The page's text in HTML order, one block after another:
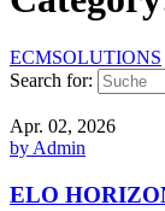
ECMSOLUTIONS
Search for:
Apr. 02, 2026
by Admin
ELO